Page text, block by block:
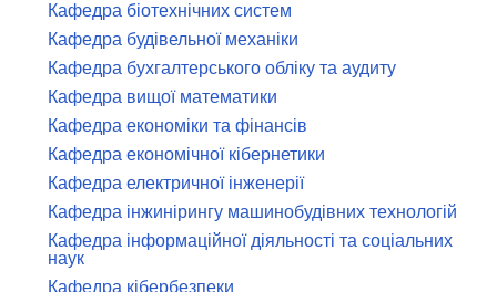
Кафедра біотехнічних систем
Кафедра будівельної механіки
Кафедра бухгалтерського обліку та аудиту
Кафедра вищої математики
Кафедра економіки та фінансів
Кафедра економічної кібернетики
Кафедра електричної інженерії
Кафедра інжинірингу машинобудівних технологій
Кафедра інформаційної діяльності та соціальних
наук
Кафедра кібербезпеки